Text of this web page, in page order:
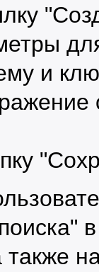
и
также